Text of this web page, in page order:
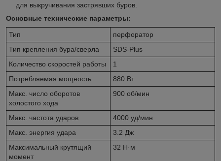
для выкручивания застрявших буров.
Основные технические параметры:
Тип
перфоратор
Тип крепления бура/сверла
SDS-Plus
Количество скоростей работы
1
Потребляемая мощность
880 Вт
Макс. число оборотов
холостого хода
900 об/мин
Макс. частота ударов
4000 уд/мин
Макс. энергия удара
3.2 Дж
Максимальный крутящий
момент
32 Н·м